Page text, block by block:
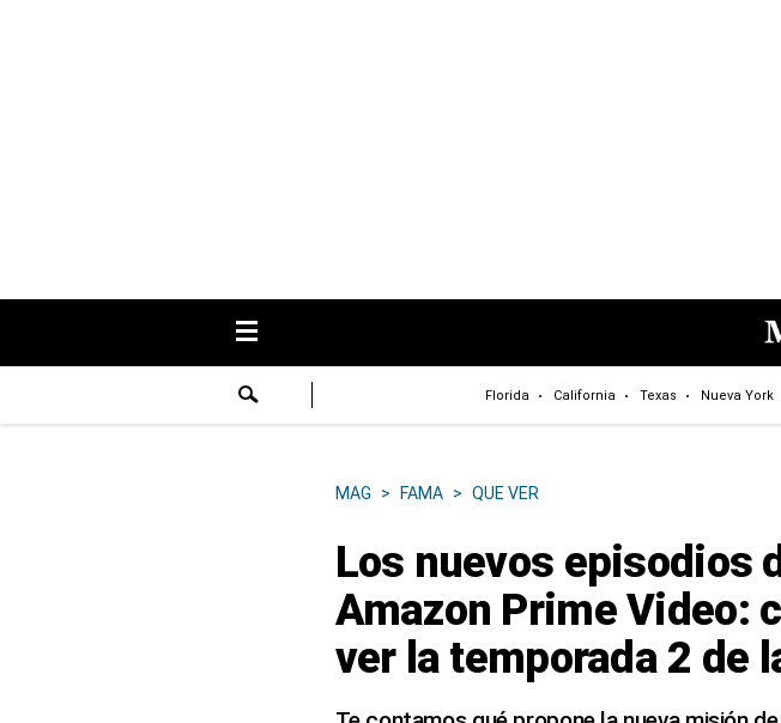
Florida California Texas Nueva York
MAG > FAMA > QUE VER
Los nuevos episodios
Amazon Prime Video:
ver la temporada 2 de